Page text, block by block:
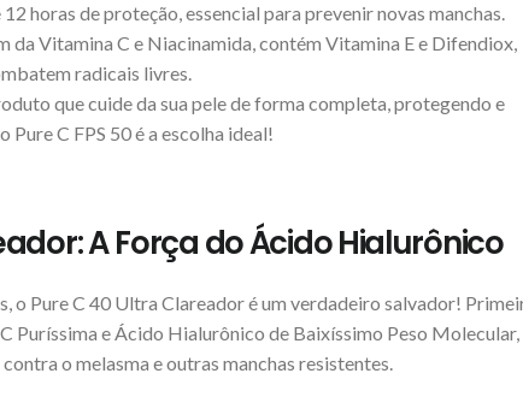
horas de proteção, essencial para prevenir novas manchas.
da Vitamina C e Niacinamida, contém Vitamina E e Difendiox,
radicais livres.
que cuide da sua pele de forma completa, protegendo e
Pure C FPS 50 é a escolha ideal!
A Força do Ácido Hialurônico
o Pure C 40 Ultra Clareador é um verdadeiro salvador!
Puríssima e Ácido Hialurônico de Baixíssimo Peso Molecular,
o melasma e outras manchas resistentes.